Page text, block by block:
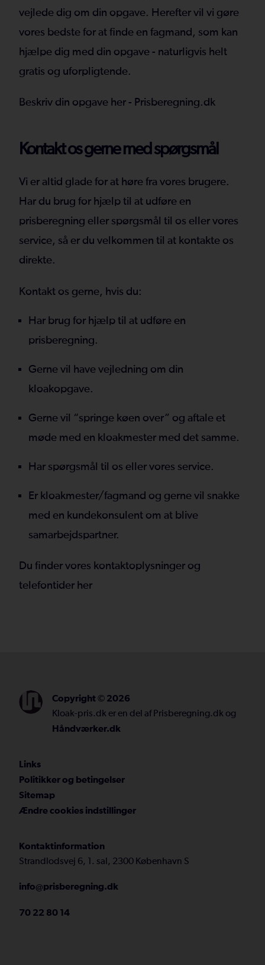
vejlede dig om din opgave. Herefter vil vi gøre
vores bedste for at finde en fagmand, som kan
hjælpe dig med din opgave - naturligvis helt
gratis og uforpligtende.
Beskriv din opgave her - Prisberegning.dk
Kontakt os gerne med spørgsmål
Vi er altid glade for at høre fra vores brugere.
Har du brug for hjælp til at udføre en
prisberegning eller spørgsmål til os eller vores
service, så er du velkommen til at kontakte os
direkte.
Kontakt os gerne, hvis du:
Har brug for hjælp til at udføre en
prisberegning.
Gerne vil have vejledning om din
kloakopgave.
Gerne vil “springe køen over” og aftale et
møde med en kloakmester med det samme.
Har spørgsmål til os eller vores service.
Er kloakmester/fagmand og gerne vil snakke
med en kundekonsulent om at blive
samarbejdspartner.
Du finder vores kontaktoplysninger og
telefontider her
Copyright © 2026
Kloak-pris.dk er en del af Prisberegning.dk og
Håndværker.dk
Links
Politikker og betingelser
Sitemap
Ændre cookies indstillinger
Kontaktinformation
Strandlodsvej 6, 1. sal, 2300 København S
info@prisberegning.dk
70 22 80 14